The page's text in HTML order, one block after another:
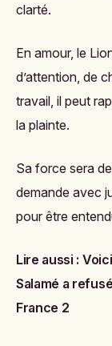
clarté.
En amour, le
d’attention, de
travail, il peut
la plainte.
Sa force sera
demande avec
pour être
Lire aussi :
Salamé a
France 2